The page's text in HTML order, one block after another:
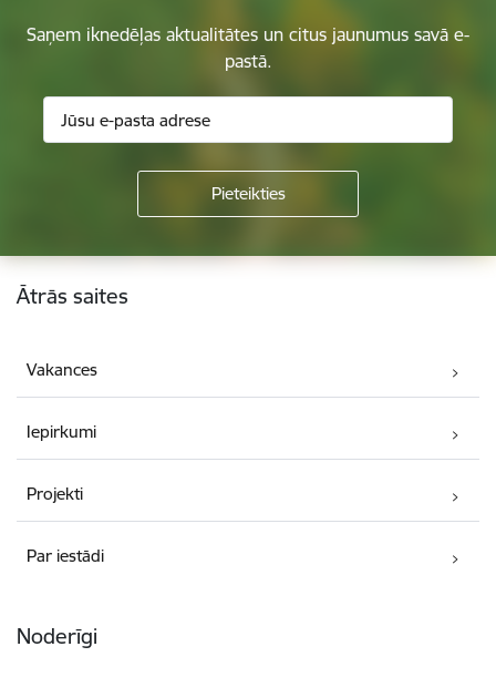
Saņem iknedēļas aktualitātes un citus jaunumus savā e-
pastā.
Kājene
Ātrās saites
Vakances
Iepirkumi
Projekti
Par iestādi
Noderīgi